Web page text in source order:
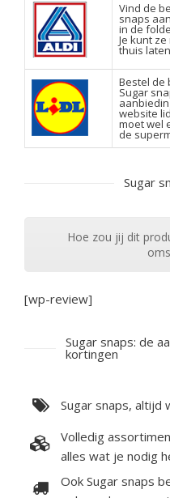
Vind de
snaps
in de
Je kunt
thuis
Bestel de
Sugar
website
moet wel
de
Sugar
Hoe zou jij dit
[wp-review]
Sugar snaps: de
kortingen
Sugar snaps, altijd
Volledig
alles wat je nodig
Ook Sugar snaps